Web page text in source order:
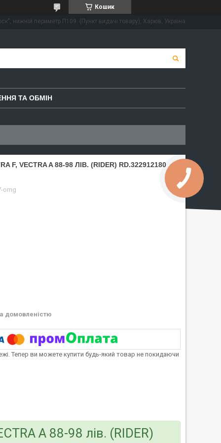
Кошик
нижній периметр П109. (Пункт видачі товару), Харків, Україна
ТА ОБМІН
F, VEСTRA A 88-98 ЛІВ. (RIDER) RD.322912180
omg
домовленістю
Тепер ви можете купити будь-який товар не покидаючи
A 88-98 лів. (RIDER)